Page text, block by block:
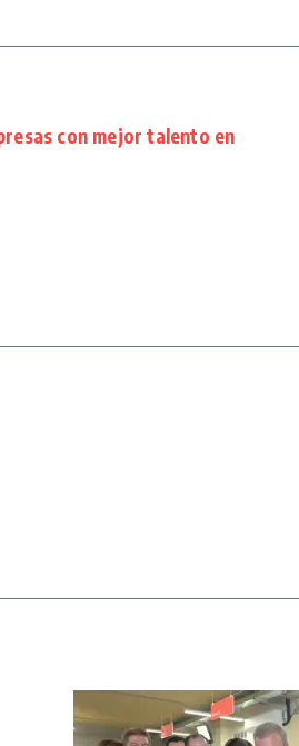
con mejor talento en